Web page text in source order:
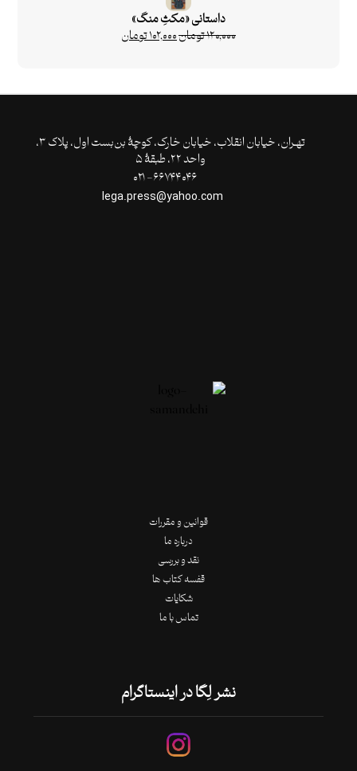
داستانی «مکثِ منگ»
۱۲۰,۰۰۰تومان۱۰۲,۰۰۰تومان
تهـران،‌ خیابان انقلاب، خیابان خارک، کوچۀ بن‌بست اول، پلاک ۳،
واحد ۲۲، طبقۀ ۵
قوانین و مقررات
درباره ما
نقد و بررسی
قفسه کتاب ها
شکایات
تماس با ما
نشر لِگا در اینستاگرام